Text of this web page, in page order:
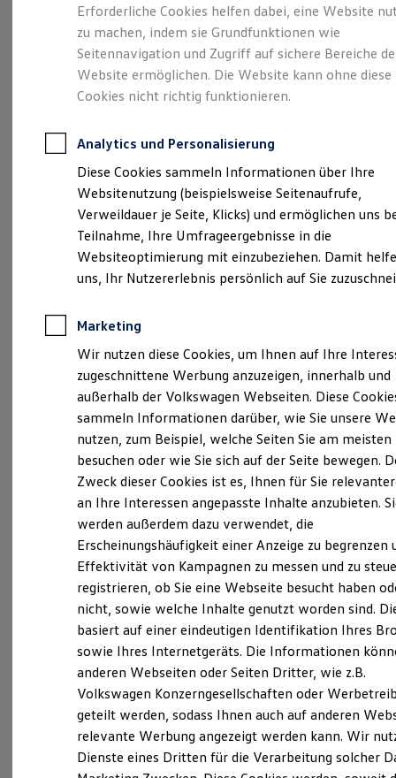
Leasing
Leasing-Angebote
Gebrauchtwagen Leasing
Junge Gebrauchtwagen-Leasing
Elektroauto Leasing
Kleinwagen-Leasing
Leasing ohne Anzahlung
Autokredit mit Schlussrate
Versicherungen und Garantien
Kfz-Versicherung
Restschuldversicherungen
Garantien
Wartungsverträge
Geschäftskunden
Professional Class bei Volkswagen
Großkunden
Behörden
Anpfiff zum Gewinn
Elektroautos
ID. Tutorials
Elektrofahrzeugkonzepte
Reichweite
Reichweite der ID. Modelle
Reichweite im Winter
Laden
Laden unterwegs
Laden Zuhause
Ladezeitensimulator
Batterie
Sicherheit
Garantie und Lebensdauer
Nachhaltigkeit
Technologie
Kosten und Kauf
Verbrauchskosten
Kaufoptionen
E-Auto-Förderung
Software und Konnektivität
Die ID. Software 6
ID. Software Versionen und Updates
Digitale Extras
Schnittstellen zu Ihrem ID.
Ihr Begleiter für Alltag
und Freizeit. Der T-
Cross.
Impressum & Rechtliches)
Probefahrt vereinbaren
Fahrzeugangebot anfordern
Servicetermin buchen
Serviceanfrage stellen
Erforderliche Cookies helfen dabei, eine Website
zu machen, indem sie Grundfunktionen wie
Seitennavigation und Zugriff auf sichere Bereiche
Website ermöglichen. Die Website kann ohne diese
Cookies nicht richtig funktionieren.
Analytics und Personalisierung
Diese Cookies sammeln Informationen über Ihre
Websitenutzung (beispielsweise Seitenaufrufe,
Verweildauer je Seite, Klicks) und ermöglichen uns
Teilnahme, Ihre Umfrageergebnisse in die
Websiteoptimierung mit einzubeziehen. Damit
uns, Ihr Nutzererlebnis persönlich auf Sie
Marketing
Wir nutzen diese Cookies, um Ihnen auf Ihre
zugeschnittene Werbung anzuzeigen, innerhalb und
außerhalb der Volkswagen Webseiten. Diese
sammeln Informationen darüber, wie Sie unsere
nutzen, zum Beispiel, welche Seiten Sie am meisten
besuchen oder wie Sie sich auf der Seite bewegen.
Zweck dieser Cookies ist es, Ihnen für Sie
an Ihre Interessen angepasste Inhalte anzubieten.
werden außerdem dazu verwendet, die
Erscheinungshäufigkeit einer Anzeige zu begrenzen
Effektivität von Kampagnen zu messen und zu
registrieren, ob Sie eine Webseite besucht haben
nicht, sowie welche Inhalte genutzt worden sind.
basiert auf einer eindeutigen Identifikation Ihres
sowie Ihres Internetgeräts. Die Informationen
anderen Webseiten oder Seiten Dritter, wie z.B.
Volkswagen Konzerngesellschaften oder
geteilt werden, sodass Ihnen auch auf anderen
relevante Werbung angezeigt werden kann. Wir
Dienste eines Dritten für die Verarbeitung solcher